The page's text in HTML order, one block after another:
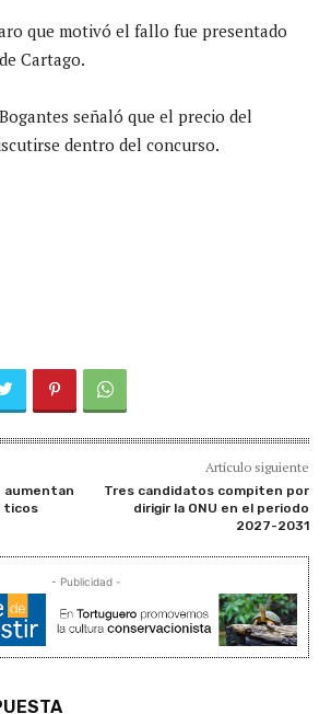
que motivó el fallo fue presentado
Cartago.
señaló que el precio del
dentro del concurso.
ticos
Artículo siguiente
Tres candidatos compiten por
dirigir la ONU en el periodo
2027-2031
- Publicidad -